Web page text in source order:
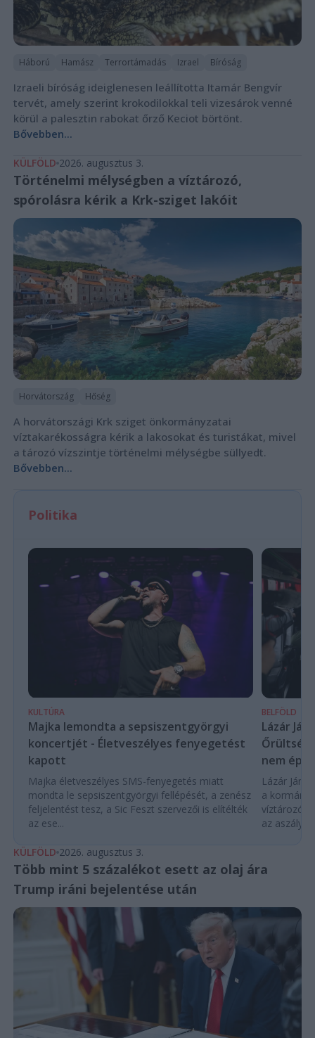
Háború Hamász Terrortámadás Izrael Bíróság
Izraeli bíróság ideiglenesen leállította Itamár Bengvír
tervét, amely szerint krokodilokkal teli vizesárok venné
körül a palesztin rabokat őrző Keciot börtönt.
Bővebben...
KÜLFÖLD 2026. augusztus 3.
Történelmi mélységben a víztározó,
spórolásra kérik a Krk-sziget lakóit
Horvátország Hőség
A horvátországi Krk sziget önkormányzatai
víztakarékosságra kérik a lakosokat és turistákat, mivel
a tározó vízszintje történelmi mélységbe süllyedt.
Bővebben...
Politika
KULTÚRA
Majka lemondta a sepsiszentgyörgyi
koncertjét - Életveszélyes fenyegetést
kapott
Majka életveszélyes SMS-fenyegetés miatt
mondta le sepsiszentgyörgyi fellépését, a zenész
feljelentést tesz, a Sic Feszt szervezői is elítélték
az ese...
BELFÖLD
Lázár
Őrültség
nem
Lázár
a kormány
az
KÜLFÖLD 2026. augusztus 3.
Több mint 5 százalékot esett az olaj ára
Trump iráni bejelentése után